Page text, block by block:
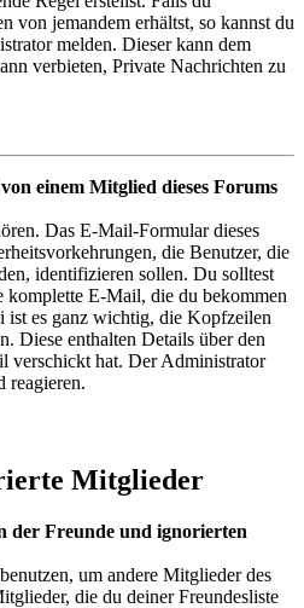
von jemandem erhältst, so kannst du
melden. Dieser kann dem
verbieten, Private Nachrichten zu
einem Mitglied dieses Forums
Das E-Mail-Formular dieses
die Benutzer, die
identifizieren sollen. Du solltest
komplette E-Mail, die du bekommen
ist es ganz wichtig, die Kopfzeilen
Diese enthalten Details über den
verschickt hat. Der Administrator
reagieren.
Mitglieder
der Freunde und ignorierten
um andere Mitglieder des
die du deiner Freundesliste